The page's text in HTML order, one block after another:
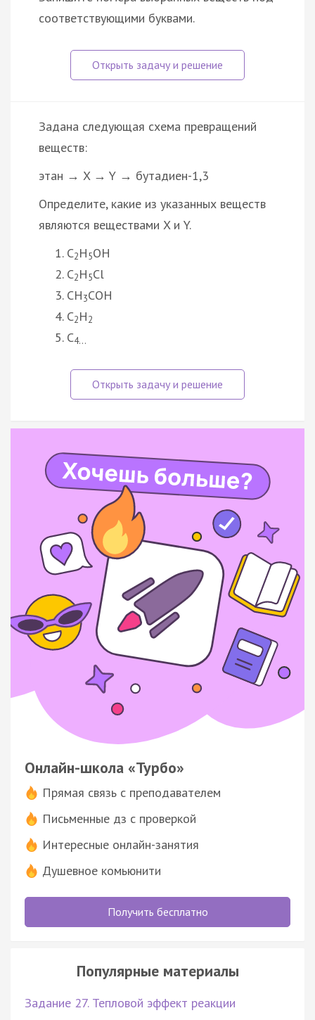
соответствующими буквами.
Задана следующая схема превращений
веществ:
этан → X → Y → бутадиен-1,3
Определите, какие из указанных веществ
являются веществами X и Y.
C2H5OH
C2H5Cl
CH3COH
C2H2
C4…
Онлайн-школа «Турбо»
Прямая связь с преподавателем
Письменные дз с проверкой
Интересные онлайн-занятия
Душевное комьюнити
Получить бесплатно
Популярные материалы
Задание 27. Тепловой эффект реакции